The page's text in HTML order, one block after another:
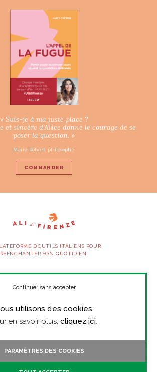
« Suis-je à ma juste place ?
et sincère d’Alice donne le courage de se
poser la question. »
Marie Robert, philosophe
COMMANDER
D’OUTILS ITALIENS POUR
RÉENCHANTER SON QUOTIDIEN.
SUIVEZ-NOUS
utilisons des cookies.
en savoir plus, cliquez ici.
Continuer sans accepter
PARAMÈTRES DES COOKIES